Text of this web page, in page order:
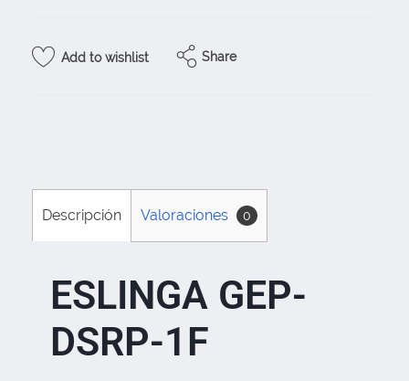
Add to wishlist Share
Descripción Valoraciones 0
ESLINGA GEP-
DSRP-1F